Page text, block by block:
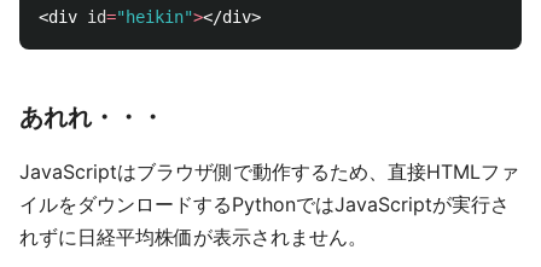
<div id="heikin">
あれれ・・・
JavaScriptはブラウザ側で動作するため、直接HTMLファ
イルをダウンロードするPythonではJavaScriptが実行さ
れずに日経平均株価が表示されません。